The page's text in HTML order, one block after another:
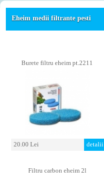
Eheim medii filtrante pesti
Burete filtru eheim pt.2211
20.00 Lei detalii
Filtru carbon eheim 2l